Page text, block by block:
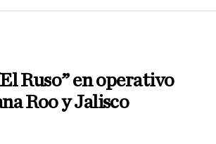
Ruso” en operativo
Roo y Jalisco